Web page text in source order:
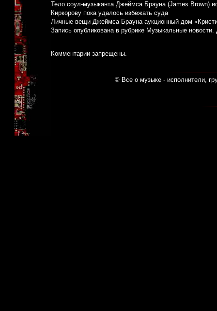
Тело соул-музыканта Джеймса Брауна (James Brown)
Киркорову пока удалось избежать суда
Личные вещи Джеймса Брауна аукционный дом
Запись опубликована в рубрике Музыкальные новости.
Комментарии запрещены.
© Все о музыке - исполнители,